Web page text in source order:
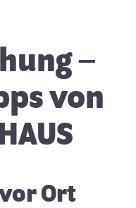
–
von
Ort